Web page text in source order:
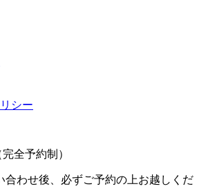
シー
全予約制）
わせ後、必ずご予約の上お越しくだ